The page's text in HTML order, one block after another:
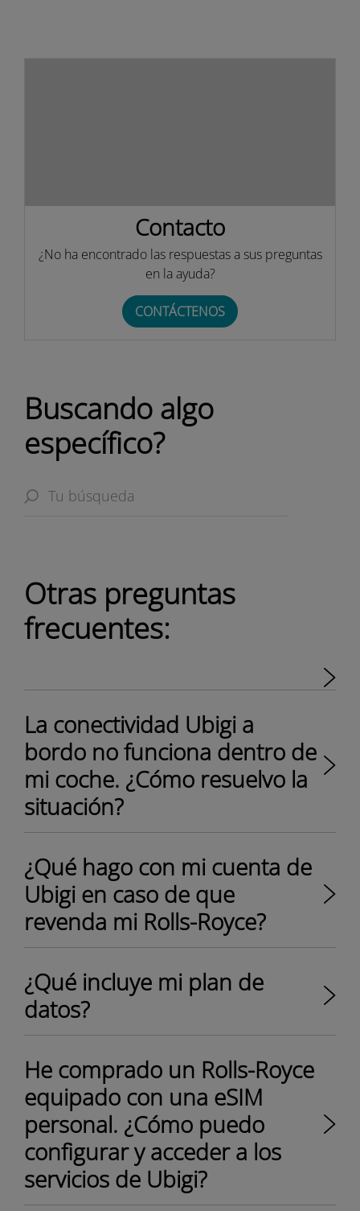
Contacto
¿No ha encontrado las respuestas a sus preguntas
en la ayuda?
CONTÁCTENOS
Buscando algo
específico?
Otras preguntas
frecuentes:
La conectividad Ubigi a
bordo no funciona dentro de
mi coche. ¿Cómo resuelvo la
situación?
¿Qué hago con mi cuenta de
Ubigi en caso de que
revenda mi Rolls-Royce?
¿Qué incluye mi plan de
datos?
He comprado un Rolls-Royce
equipado con una eSIM
personal. ¿Cómo puedo
configurar y acceder a los
servicios de Ubigi?